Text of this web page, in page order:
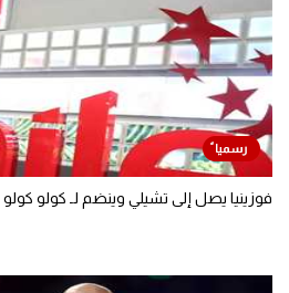
فوزينيا يصل إلى تشيلي وينضم لـ كولو كولو